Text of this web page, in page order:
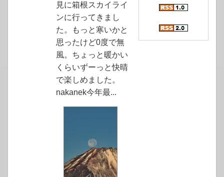
見に箱根スカイライ
ンに行ってきまし
た。もっと寒いかと
思ったけど0度で無
風。ちょっと暖かい
くらいずーっと快晴
で楽しめました。
nakanek今年最...